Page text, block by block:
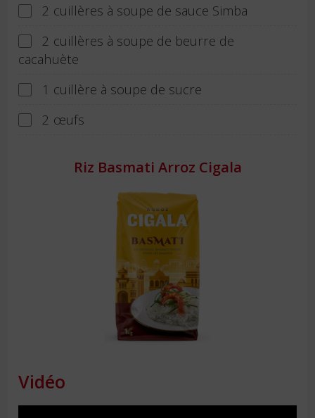
Riz Basmati Arroz Cigala
2 cuillères à soupe de sauce Simba
2 cuillères à soupe de beurre de
cacahuète
1 cuillère à soupe de sucre
2 œufs
Vidéo